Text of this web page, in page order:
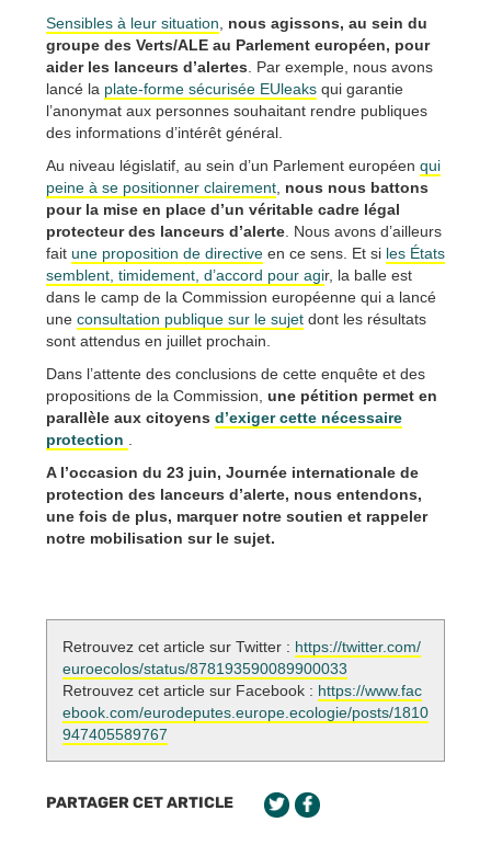
Sensibles à leur situation
nous agissons, au sein du
groupe des Verts/ALE au Parlement européen, pour
aider les lanceurs d’alertes . Par exemple, nous avons
lancé la plate-forme sécurisée EUleaks qui garantie
l’anonymat aux personnes souhaitant rendre publiques
des informations d’intérêt général.
Au niveau législatif, au sein d’un Parlement européen qui
peine à se positionner clairement nous nous battons
pour la mise en place d’un véritable cadre légal
protecteur des lanceurs d’alerte . Nous avons d’ailleurs
fait une proposition de directive en ce sens. Et si les États
semblent, timidement, d’accord pour agir, la balle est
dans le camp de la Commission européenne qui a lancé
une consultation publique sur le sujet dont les résultats
sont attendus en juillet prochain.
Dans l’attente des conclusions de cette enquête et des
propositions de la Commission, une pétition permet en
parallèle aux citoyens d’exiger cette nécessaire
protection
A l’occasion du 23 juin, Journée internationale de
protection des lanceurs d’alerte, nous entendons,
une fois de plus, marquer notre soutien et rappeler
notre mobilisation sur le sujet.
Retrouvez cet article sur Twitter : https://twitter.com/
euroecolos/status/878193590089900033
Retrouvez cet article sur Facebook : https://www.fac
ebook.com/eurodeputes.europe.ecologie/posts/1810
947405589767
PARTAGER CET ARTICLE